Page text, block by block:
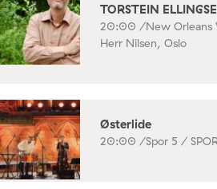
TORSTEIN
20:00 /New
Herr Nilsen, Oslo
Østerlide
20:00 /Spor 5 /